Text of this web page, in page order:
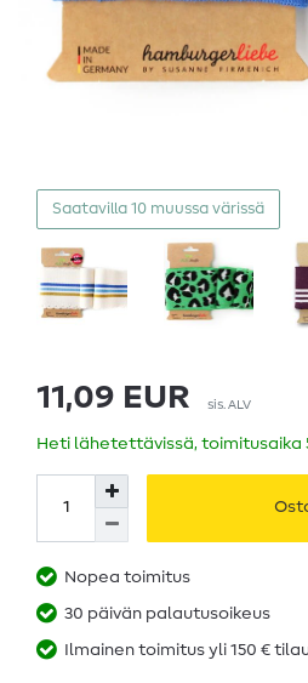
Saatavilla 10 muussa värissä
11,09 EUR sis. ALV
Heti lähetettävissä, toimitusaika
Nopea toimitus
30 päivän palautusoikeus
Ilmainen toimitus yli 150 €